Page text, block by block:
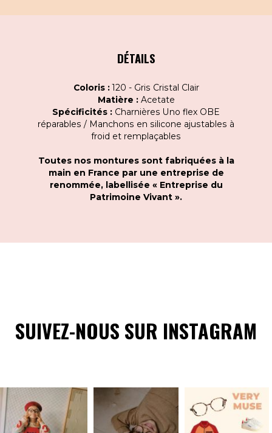
DÉTAILS
Coloris :120 - Gris Cristal Clair
Matière : Acetate
Spécificités : Charnières Uno flex OBE
réparables / Manchons en silicone ajustables à
froid et remplaçables
Toutes nos montures sont fabriquées à la
main en France par une entreprise de
renommée, labellisée « Entreprise du
Patrimoine Vivant ».
SUIVEZ-NOUS SUR INSTAGRAM